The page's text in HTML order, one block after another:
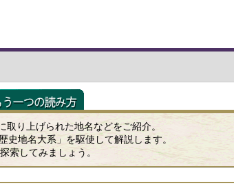
り上げられた地名などをご紹介。
地名大系」を駆使して解説します。
索してみましょう。